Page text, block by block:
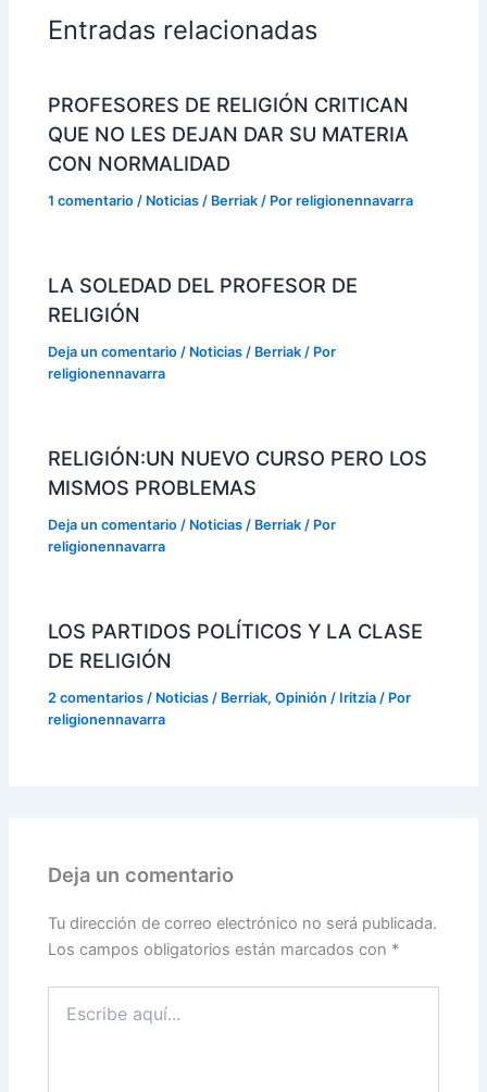
Entradas relacionadas
PROFESORES DE RELIGIÓN CRITICAN
QUE NO LES DEJAN DAR SU MATERIA
CON NORMALIDAD
1 comentario / Noticias / Berriak / Porreligionennavarra
LA SOLEDAD DEL PROFESOR DE
RELIGIÓN
Deja un comentario / Noticias / Berriak / Por
religionennavarra
RELIGIÓN:UN NUEVO CURSO PERO LOS
MISMOS PROBLEMAS
Deja un comentario / Noticias / Berriak / Por
religionennavarra
LOS PARTIDOS POLÍTICOS Y LA CLASE
DE RELIGIÓN
2 comentarios / Noticias / Berriak,Opinión / Iritzia / Por
religionennavarra
Deja un comentario
Tu dirección de correo electrónico no será publicada.
Los campos obligatorios están marcados con *
aquí...